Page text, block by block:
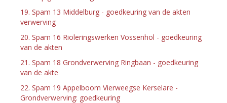
19. Spam 13 Middelburg - goedkeuring van de akten
verwerving
20. Spam 16 Rioleringswerken Vossenhol - goedkeuring
van de akten
21. Spam 18 Grondverwerving Ringbaan - goedkeuring
van de akte
22. Spam 19 Appelboom Vierweegse Kerselare -
Grondverwerving: goedkeuring